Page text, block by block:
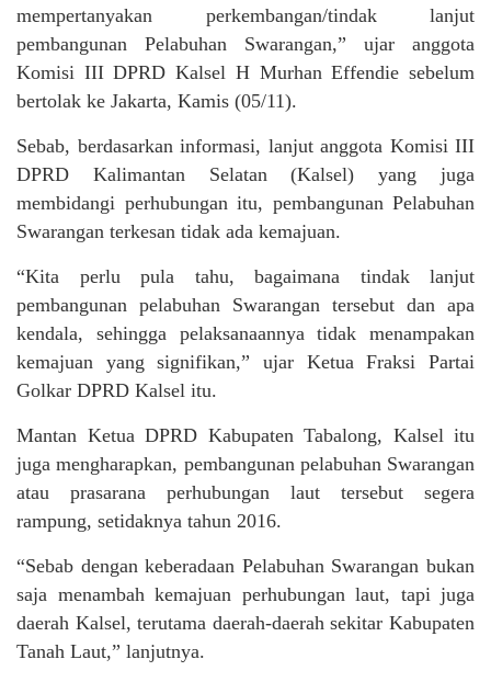
mempertanyakan perkembangan/tindak lanjut
pembangunan Pelabuhan Swarangan,” ujar anggota
Komisi III DPRD Kalsel H Murhan Effendie sebelum
bertolak ke Jakarta, Kamis (05/11).
Sebab, berdasarkan informasi, lanjut anggota Komisi III
DPRD Kalimantan Selatan (Kalsel) yang juga
membidangi perhubungan itu, pembangunan Pelabuhan
Swarangan terkesan tidak ada kemajuan.
“Kita perlu pula tahu, bagaimana tindak lanjut
pembangunan pelabuhan Swarangan tersebut dan apa
kendala, sehingga pelaksanaannya tidak menampakan
kemajuan yang signifikan,” ujar Ketua Fraksi Partai
Golkar DPRD Kalsel itu.
Mantan Ketua DPRD Kabupaten Tabalong, Kalsel itu
juga mengharapkan, pembangunan pelabuhan Swarangan
atau prasarana perhubungan laut tersebut segera
rampung, setidaknya tahun 2016.
“Sebab dengan keberadaan Pelabuhan Swarangan bukan
saja menambah kemajuan perhubungan laut, tapi juga
daerah Kalsel, terutama daerah-daerah sekitar Kabupaten
Tanah Laut,” lanjutnya.